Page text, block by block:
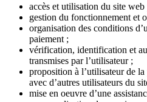
accès et utilisation du site web
gestion du fonctionnement et
organisation des conditions
paiement ;
vérification, identification et
transmises par l’utilisateur ;
proposition à l’utilisateur de
avec d’autres utilisateurs du
mise en oeuvre d’une